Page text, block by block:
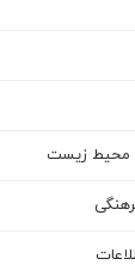
محیط زیست